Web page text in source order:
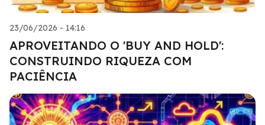
23/06/2026 - 14:16
APROVEITANDO O 'BUY AND HOLD':
CONSTRUINDO RIQUEZA COM
PACIÊNCIA